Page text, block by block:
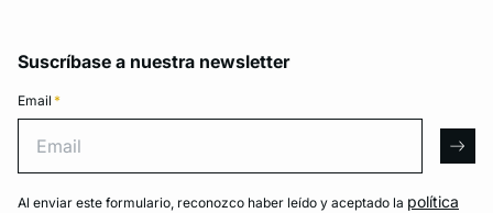
Suscríbase a nuestra newsletter
Email *
Al enviar este formulario, reconozco haber leído y aceptado la política